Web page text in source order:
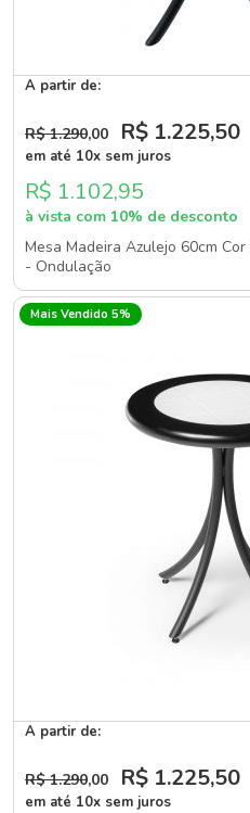
A partir de:
R$ 1.290,00 R$ 1.225,50
em até 10x sem juros
R$ 1.102,95
à vista com 10% de desconto
Mesa Madeira Azulejo 60cm
- Ondulação
Mais Vendido 5%
A partir de:
R$ 1.290,00 R$ 1.225,50
em até 10x sem juros